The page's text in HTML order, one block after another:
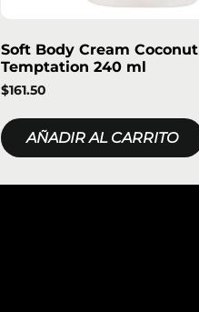
Soft Body Cream Coconut
Temptation 240 ml
$161.50
AÑADIR AL CARRITO